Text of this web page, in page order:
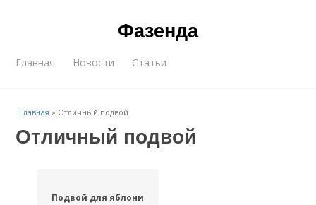
Фазенда
Главная Новости Статьи
Главная » Отличный подвой
Отличный подвой
Подвой для яблони